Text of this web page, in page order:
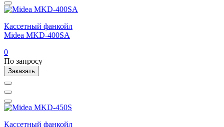
Кассетный фанкойл
Midea MKD-400SA
0
По запросу
Заказать
Кассетный фанкойл